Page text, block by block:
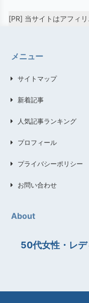
[PR] 当サイトはアフィ
メニュー
サイトマップ
新着記事
人気記事ランキング
プロフィール
プライバシーポリシー
お問い合わせ
About
50代女性・レ